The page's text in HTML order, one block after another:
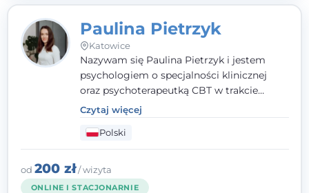
Paulina Pietrzyk
Katowice
Nazywam się Paulina Pietrzyk i jestem
psychologiem o specjalności klinicznej
oraz psychoterapeutką CBT w trakcie
szkolenia. Pracuję z dorosłymi, którzy
szukają wsparcia w trudnych momentach -
w obliczu lęku, przewlekłego stresu,
natłoku myśli, obniżonego nastroju,
wypalenia czy kryzysu, a także po prostu
chcą lepiej poznać siebie.
Czytaj więcej
Polski
od 200 zł/ wizyta
ONLINE I STACJONARNIE